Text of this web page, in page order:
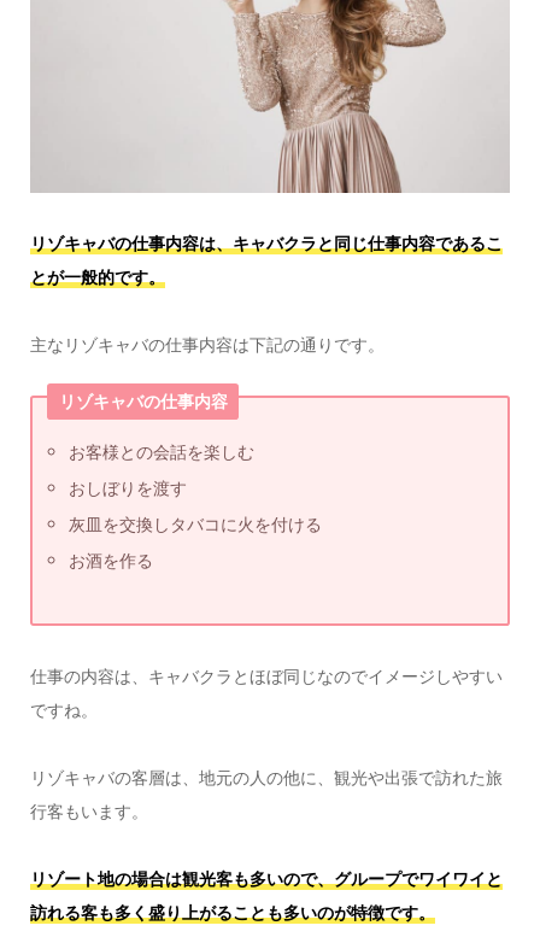
リゾキャバの仕事内容は、キャバクラと同じ仕事内容であるこ
とが一般的です。
主なリゾキャバの仕事内容は下記の通りです。
リゾキャバの仕事内容
お客様との会話を楽しむ
おしぼりを渡す
灰皿を交換しタバコに火を付ける
お酒を作る
仕事の内容は、キャバクラとほぼ同じなのでイメージしやすい
ですね。
リゾキャバの客層は、地元の人の他に、観光や出張で訪れた旅
行客もいます。
リゾート地の場合は観光客も多いので、グループでワイワイと
訪れる客も多く盛り上がることも多いのが特徴です。